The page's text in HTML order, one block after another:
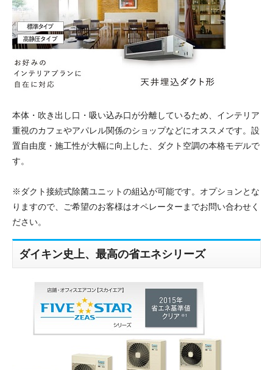
本体・吹き出し口・吸い込み口が分離しているため、インテリア
重視のカフェやアパレル関係のショップなどにオススメです。設
置自由度・施工性が大幅に向上した、ダクト空調の本格モデルで
す。
※ダクト接続式除菌ユニットの組込が可能です。オプションとな
りますので、ご希望のお客様はオペレーターまでお問い合わせく
ださい。
ダイキン史上、最高の省エネシリーズ